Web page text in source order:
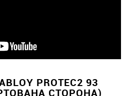
PROTEC2 93
СТОРОНА)